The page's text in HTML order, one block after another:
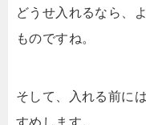
どうせ入れるなら、
ものですね。
そして、入れる前に